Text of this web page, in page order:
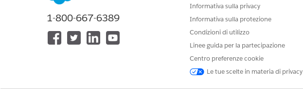
1-800-667-6389
Informativa sulla privacy
Informativa sulla protezione
Condizioni di utilizzo
Linee guida per la partecipazione
Centro preferenze cookie
Le tue scelte in materia di privacy